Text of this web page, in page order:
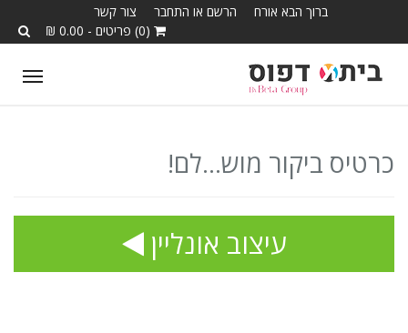
ברוך הבא אורח הרשם או התחבר
צור קשר
(0) פריטים - 0.00 ₪
T
v
כרטיס ביקור מוש...לם!
עיצוב אונליין